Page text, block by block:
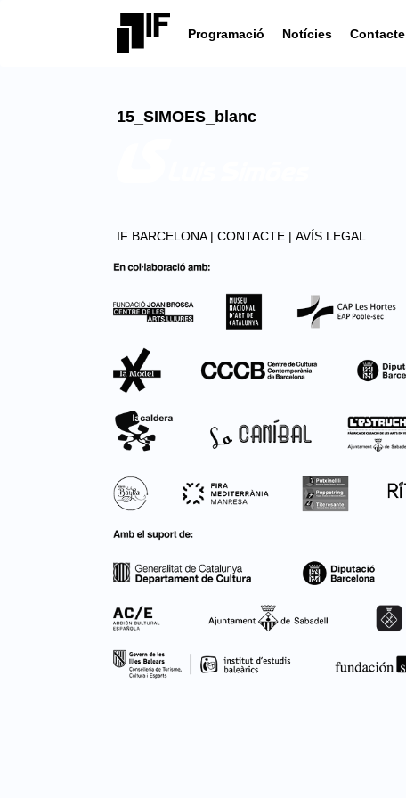
Programació Notícies Contacte
15_SIMOES_blanc
IF BARCELONA | CONTACTE | AVÍS LEGAL